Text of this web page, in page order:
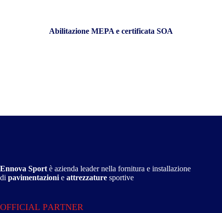
Abilitazione MEPA e certificata SOA
Ennova Sport è azienda leader nella fornitura e installazione
di pavimentazioni e attrezzature sportive
OFFICIAL PARTNER